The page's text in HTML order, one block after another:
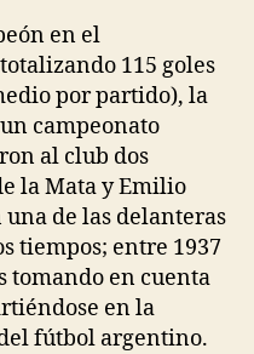
en el
115 goles
por partido), la
campeonato
al club dos
la Mata y Emilio
de las delanteras
tiempos; entre 1937
tomando en cuenta
en la
fútbol argentino.